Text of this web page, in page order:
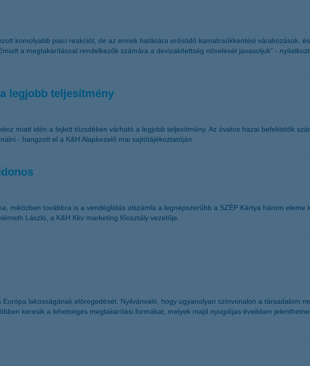
komolyabb piaci reakciót, de az ennek hatására erősödő kamatcsökkentési várakozások,
a megtakarítással rendelkezők számára a devizakitettség növelését javasoljuk” -
legjobb teljesítmény
miatt idén a fejlett tőzsdéken várható a legjobb teljesítmény. Az óvatos hazai befektetők
- hangzott el a K&H Alapkezelő mai sajtótájékoztatóján.
miközben továbbra is a vendéglátás alszámla a legnépszerűbb a SZÉP Kártya három
László, a K&H Kkv marketing főosztály vezetője.
lakosságának elöregedését. Nyilvánvaló, hogy ugyanolyan színvonalon a társadalom
keresik a lehetséges megtakarítási formákat, melyek majd nyugdíjas éveikben